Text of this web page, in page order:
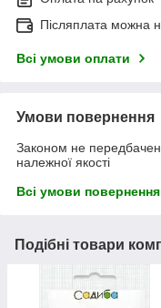
Післяплата можна
Всі умови оплати
Умови повернення
Законом не
належної якості
Всі умови повернення
Подібні товари